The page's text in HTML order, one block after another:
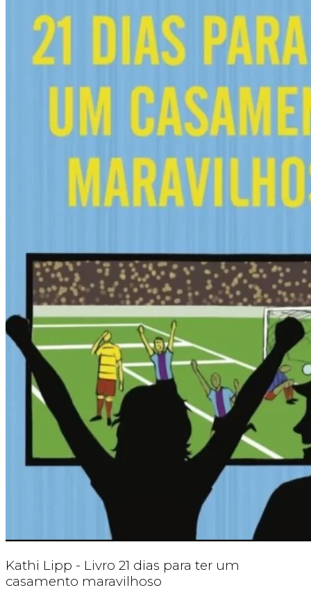
Kathi Lipp - Livro 21 dias para ter um
casamento maravilhoso